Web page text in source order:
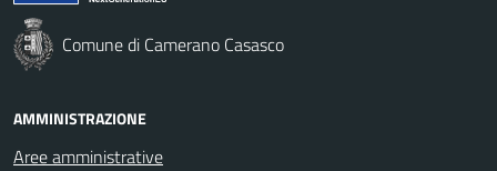
Comune di Camerano Casasco
AMMINISTRAZIONE
Aree amministrative